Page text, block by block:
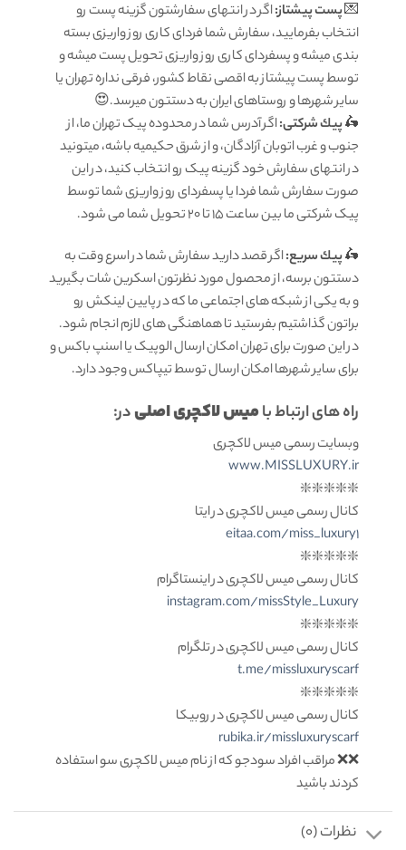
💌پست پیشتاز:اگر در انتهای سفارشتون گزینه پست رو
انتخاب بفرمایید، سفارش شما فردای کاری روز واریزی بسته
بندی میشه و پسفردای کاری روز واریزی تحویل پست میشه و
توسط پست پیشتاز به اقصی نقاط کشور، فرقی نداره تهران یا
سایر شهرها و روستاهای ایران به دستتون میرسد.😍
🛵پيك شرکتی:اگر آدرس شما در محدوده پیک تهران ما، از
جنوب و غرب اتوبان آزادگان، و از شرق حکیمیه باشه، میتونید
در انتهای سفارش خود گزینه پیک رو انتخاب کنید، در این
صورت سفارش شما فردا یا پسفردای روز واريزى شما توسط
پیک شرکتی ما بين ساعت ۱۵ تا ٢٠ تحويل شما مى شود.
🛵پيك سریع:اگر قصد دارید سفارش شما در اسرع وقت به
دستتون برسه، از محصول مورد نظرتون اسکرین شات بگیرید
و به یکی از شبکه های اجتماعی ما که در پایین لینکش رو
براتون گذاشتیم بفرستید تا هماهنگی های لازم انجام شود.
در این صورت برای تهران امکان ارسال الوپیک یا اسنپ باکس و
برای سایر شهرها امکان ارسال توسط تیپاکس وجود دارد.
راه های ارتباط بامیس لاکچری اصلیدر:
وبسایت رسمی میس لاکچری
www.MISSLUXURY.ir
❇️❇️❇️❇️❇️
کانال رسمی میس لاکچری در ایتا
eitaa.com/miss_luxury1
❇️❇️❇️❇️❇️
کانال رسمی میس لاکچری در اینستاگرام
instagram.com/missStyle_Luxury
❇️❇️❇️❇️❇️
کانال رسمی میس لاکچری در تلگرام
t.me/missluxuryscarf
❇️❇️❇️❇️❇️
کانال رسمی میس لاکچری در روبیکا
rubika.ir/missluxuryscarf
❌❌ مراقب افراد سودجو که از نام میس لاکچری سو استفاده
کردند باشید
نظرات (0)